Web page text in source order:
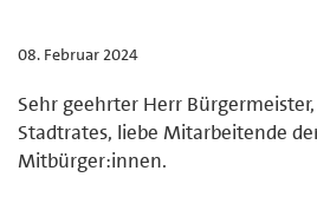
08. Februar 2024
Sehr geehrter Herr
Stadtrates, liebe Mitarbeitende
Mitbürger:innen.